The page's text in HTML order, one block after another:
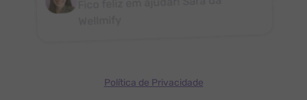
Política de Privacidade